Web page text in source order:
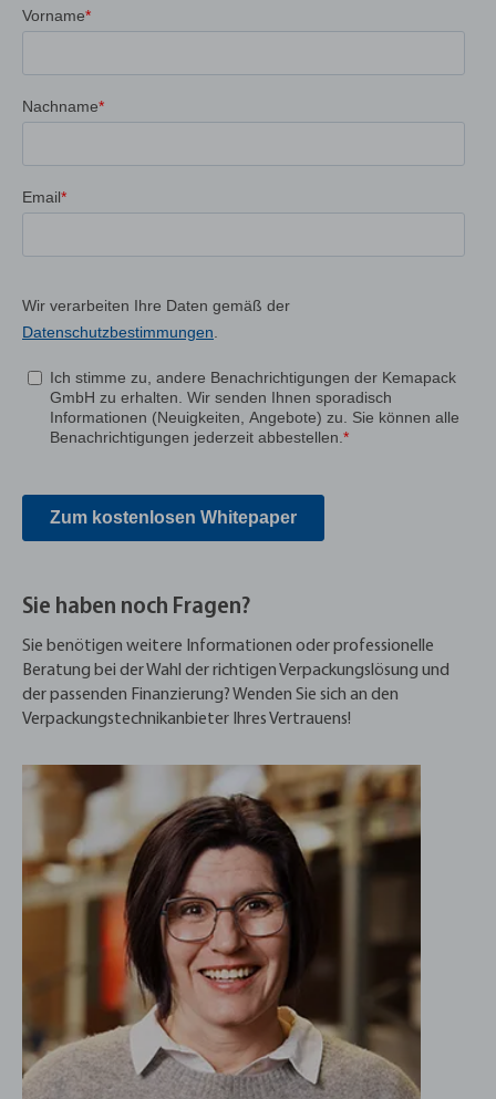
Sie haben noch Fragen?
Sie benötigen weitere Informationen oder professionelle
Beratung bei der Wahl der richtigen Verpackungslösung und
der passenden Finanzierung? Wenden Sie sich an den
Verpackungstechnikanbieter Ihres Vertrauens!